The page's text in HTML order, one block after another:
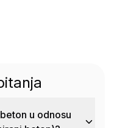
u odnosu